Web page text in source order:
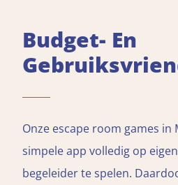
Budget- En
Onze escape room games in
simpele app volledig op
begeleider te spelen.